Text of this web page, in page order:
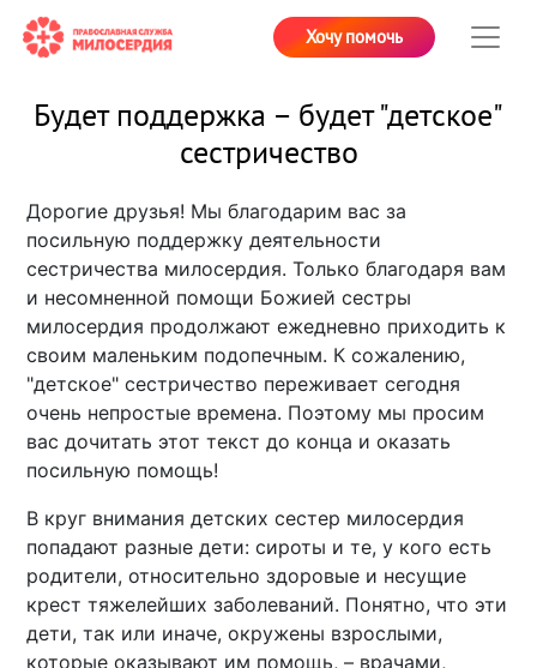
Хочу помочь
Будет поддержка – будет "детское"
сестричество
Дорогие друзья! Мы благодарим вас за
посильную поддержку деятельности
сестричества милосердия. Только благодаря вам
и несомненной помощи Божией сестры
милосердия продолжают ежедневно приходить к
своим маленьким подопечным. К сожалению,
"детское" сестричество переживает сегодня
очень непростые времена. Поэтому мы просим
вас дочитать этот текст до конца и оказать
посильную помощь!
В круг внимания детских сестер милосердия
попадают разные дети: сироты и те, у кого есть
родители, относительно здоровые и несущие
крест тяжелейших заболеваний. Понятно, что эти
дети, так или иначе, окружены взрослыми,
которые оказывают им помощь, – врачами,